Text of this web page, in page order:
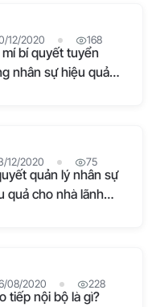
12/2020 168
mí bí quyết tuyển
nhân sự hiệu quả
12/2020 75
quản lý nhân sự
quả cho nhà lãnh
08/2020 228
tiếp nội bộ là gì?